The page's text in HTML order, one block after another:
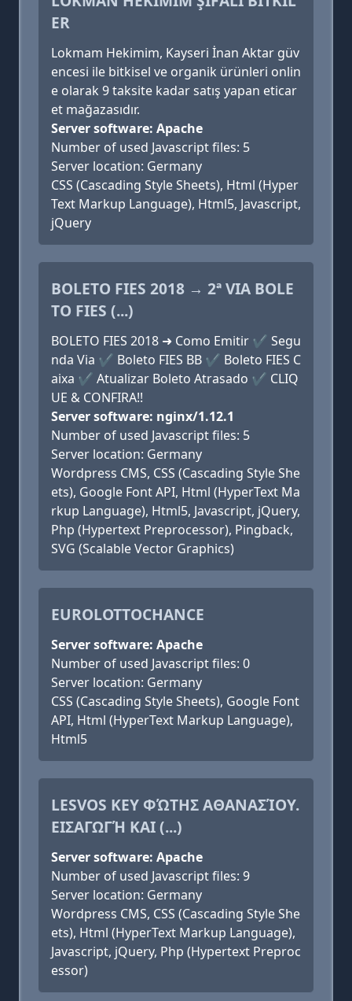
ER
Lokmam Hekimim, Kayseri İnan Aktar güv
encesi ile bitkisel ve organik ürünleri onlin
e olarak 9 taksite kadar satış yapan eticar
et mağazasıdır.
Server software: Apache
Number of used Javascript files: 5
Server location: Germany
CSS (Cascading Style Sheets), Html (Hyper
Text Markup Language), Html5, Javascript,
jQuery
BOLETO FIES 2018 → 2ª VIA BOLE
TO FIES (...)
BOLETO FIES 2018 ➜ Como Emitir ✔ Segu
nda Via ✔ Boleto FIES BB ✔ Boleto FIES C
aixa ✔ Atualizar Boleto Atrasado ✔ CLIQ
UE & CONFIRA!!
Server software: nginx/1.12.1
Number of used Javascript files: 5
Server location: Germany
Wordpress CMS, CSS (Cascading Style She
ets), Google Font API, Html (HyperText Ma
rkup Language), Html5, Javascript, jQuery,
Php (Hypertext Preprocessor), Pingback,
SVG (Scalable Vector Graphics)
EUROLOTTOCHANCE
Server software: Apache
Number of used Javascript files: 0
Server location: Germany
CSS (Cascading Style Sheets), Google Font
API, Html (HyperText Markup Language),
Html5
LESVOS KEY ΦΏΤΗΣ ΑΘΑΝΑΣΊΟΥ.
ΕΙΣΑΓΩΓΉ ΚΑΙ (...)
Server software: Apache
Number of used Javascript files: 9
Server location: Germany
Wordpress CMS, CSS (Cascading Style She
ets), Html (HyperText Markup Language),
Javascript, jQuery, Php (Hypertext Preproc
essor)